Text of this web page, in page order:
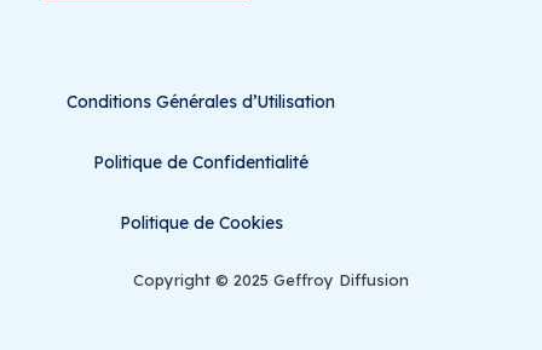
Conditions Générales d’Utilisation
Politique de Confidentialité
Politique de Cookies
Copyright © 2025 Geffroy Diffusion